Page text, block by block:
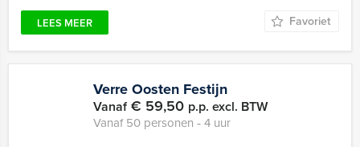
LEES MEER Favoriet
Verre Oosten Festijn
Vanaf€ 59,50 p.p. excl. BTW
Vanaf 50 personen ‐ 4 uur